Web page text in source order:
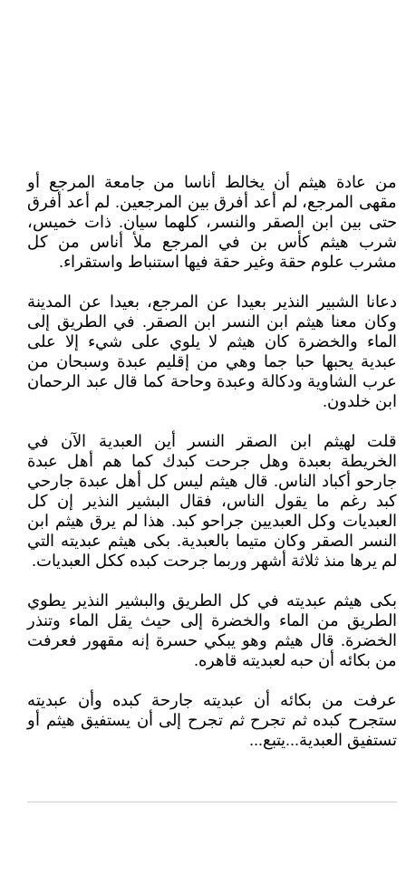
من عادة هيثم أن يخالط أناسا من جامعة المرجع أو
مقهى المرجع، لم أعد أفرق بين المرجعين. لم أعد أفرق
حتى بين ابن الصقر والنسر، كلهما سيان. ذات خميس،
شرب هيثم كأس بن في المرجع ملأ أناس من كل
مشرب علوم حقة وغير حقة فيها استنباط واستقراء.
دعانا الشبير النذير بعيدا عن المرجع، بعيدا عن المدينة
وكان معنا هيثم ابن النسر ابن الصقر. في الطريق إلى
الماء والخضرة كان هيثم لا يلوي على شيء إلا على
عبدية يحبها حبا جما وهي من إقليم عبدة وسبحان من
عرب الشاوية ودكالة وعبدة وحاحة كما قال عبد الرحمان
ابن خلدون.
قلت لهيثم ابن الصقر النسر أين العبدية الآن في
الخريطة بعبدة وهل جرحت كبدك كما هم أهل عبدة
جارحو أكباد الناس. قال هيثم ليس كل أهل عبدة جارحي
كبد رغم ما يقول الناس، فقال البشير النذير إن كل
العبديات وكل العبديين جراحو كبد. هذا لم يرق هيثم ابن
النسر الصقر وكان متيما بالعبدية. بكى هيثم عبديته التي
لم يرها منذ ثلاثة أشهر وربما جرحت كبده ككل العبديات.
بكى هيثم عبديته في كل الطريق والبشير النذير يطوي
الطريق من الماء والخضرة إلى حيث يقل الماء وتنذر
الخضرة. قال هيثم وهو يبكي حسرة إنه مقهور فعرفت
من بكائه أن حبه لعبديته قاهره.
عرفت من بكائه أن عبديته جارحة كبده وأن عبديته
ستجرح كبده ثم تجرح ثم تجرح إلى أن يستفيق هيثم أو
تستفيق العبدية...يتبع...